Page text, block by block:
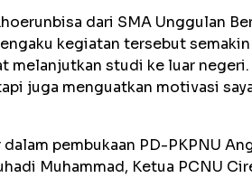
dari SMA Unggulan
kegiatan tersebut
melanjutkan studi ke luar negeri.
juga menguatkan motivasi
pembukaan PD-PKPNU
Muhammad, Ketua PCNU